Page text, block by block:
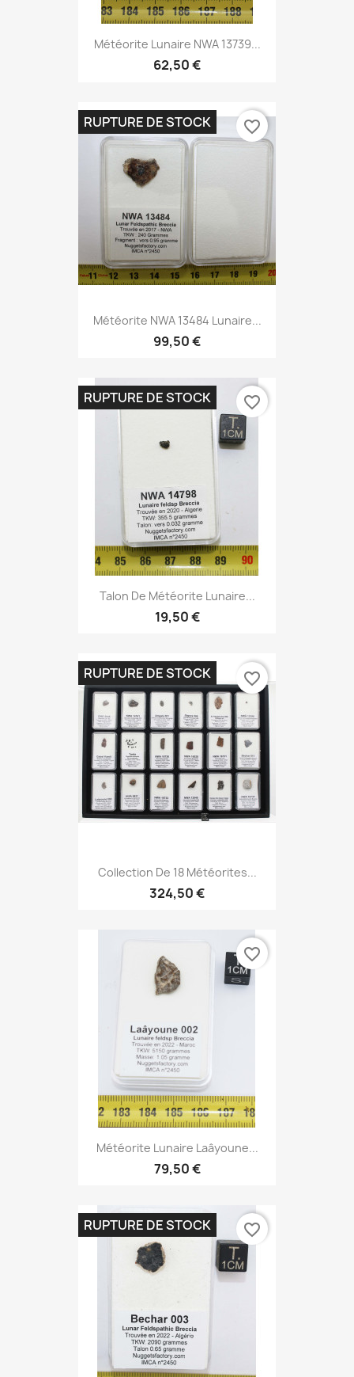
Météorite Lunaire NWA 13739...
62,50 €
Météorite NWA 13484 Lunaire...
99,50 €
RUPTURE DE STOCK favorite_border
Talon De Météorite Lunaire...
19,50 €
RUPTURE DE STOCK favorite_border
Collection De 18 Météorites...
324,50 €
RUPTURE DE STOCK favorite_border
Météorite Lunaire Laâyoune...
79,50 €
favorite_border
RUPTURE DE STOCK favorite_border